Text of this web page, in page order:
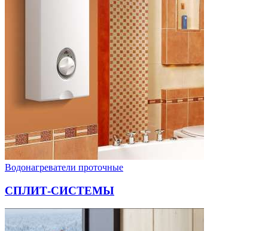
Водонагреватели проточные
СПЛИТ-СИСТЕМЫ